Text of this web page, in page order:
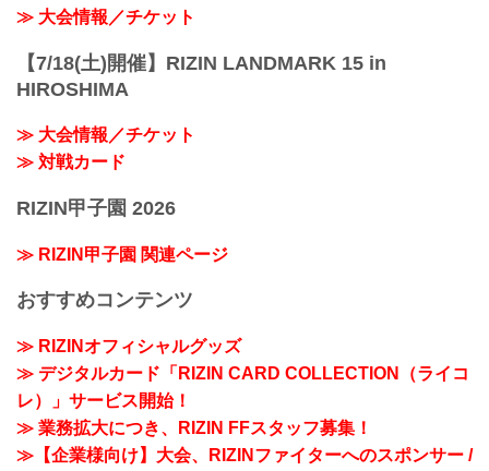
≫ 大会情報／チケット
【7/18(土)開催】RIZIN LANDMARK 15 in
HIROSHIMA
≫ 大会情報／チケット
≫ 対戦カード
RIZIN甲子園 2026
≫ RIZIN甲子園 関連ページ
おすすめコンテンツ
≫ RIZINオフィシャルグッズ
≫ デジタルカード「RIZIN CARD COLLECTION（ライコ
レ）」サービス開始！
≫ 業務拡大につき、RIZIN FFスタッフ募集！
≫【企業様向け】大会、RIZINファイターへのスポンサー /